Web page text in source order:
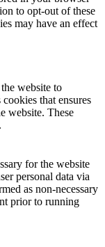
to opt-out of these
may have an effect
website to
that ensures
website. These
for the website
personal data via
as non-necessary
prior to running